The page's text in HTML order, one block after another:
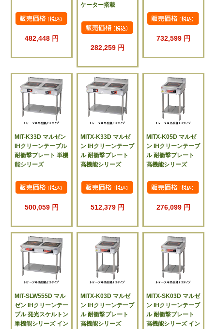
482,448 円
ケーター搭載
282,259 円
732,599 円
MIT-K33D マルゼン
IHクリーンテーブル
耐衝撃プレート 単機
能シリーズ
500,059 円
MITX-K33D マルゼ
ン IHクリーンテーブ
ル 耐衝撃プレート
高機能シリーズ
512,379 円
MITX-K05D マルゼ
ン IHクリーンテーブ
ル 耐衝撃プレート
高機能シリーズ
276,099 円
MIT-SLW555D マル
ゼン IHクリーンテー
ブル 発光スケルトン
単機能シリーズ イン
MITX-K03D マルゼ
ン IHクリーンテーブ
ル 耐衝撃プレート
高機能シリーズ
MITX-SK03D マルゼ
ン IHクリーンテーブ
ル 耐衝撃プレート
高機能シリーズ イン